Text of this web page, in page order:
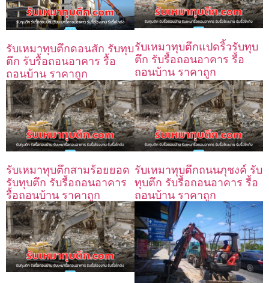
รับเหมาทุบตึกดอนสัก รับทุบ
ตึก รับรื้อถอนอาคาร รื้อ
ถอนบ้าน ราคาถูก
รับเหมาทุบตึกแปดริ้วรับทุบ
ตึก รับรื้อถอนอาคาร รื้อ
ถอนบ้าน ราคาถูก
รับเหมาทุบตึกสามร้อยยอด
รับทุบตึก รับรื้อถอนอาคาร
รื้อถอนบ้าน ราคาถูก
รับเหมาทุบตึกถนนภุชงค์ รับ
ทุบตึก รับรื้อถอนอาคาร รื้อ
ถอนบ้าน ราคาถูก